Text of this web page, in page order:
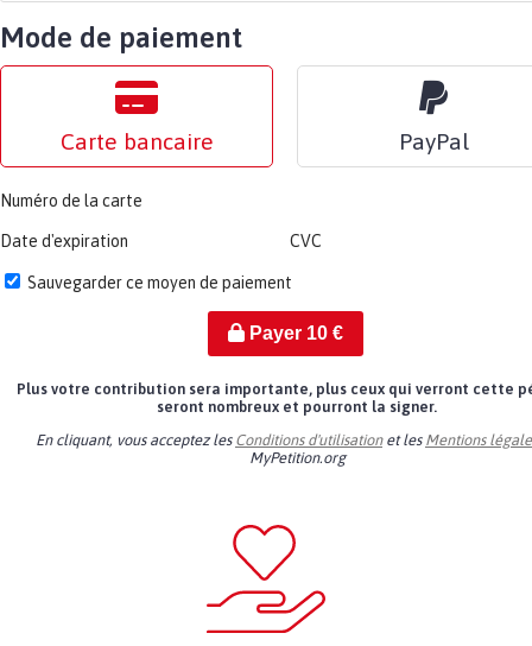
Mode de paiement
Carte bancaire PayPal
Numéro de la carte
Date d'expiration CVC
Sauvegarder ce moyen de paiement
Payer 10€
Plus votre contribution sera importante, plus ceux qui verront cette
seront nombreux et pourront la signer.
En cliquant, vous acceptez les Conditions d'utilisationet les Mentions
MyPetition.org